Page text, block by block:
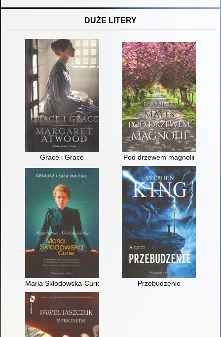
DUŻE LITERY
Grace i Grace Pod drzewem magnolii
Maria Skłodowska-Curie Przebudzenie